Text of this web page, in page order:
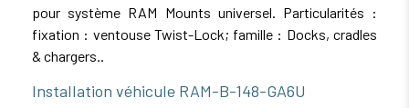
pour système RAM Mounts universel. Particularités :
fixation : ventouse Twist-Lock; famille : Docks, cradles
& chargers..
Installation véhicule RAM-B-148-GA6U